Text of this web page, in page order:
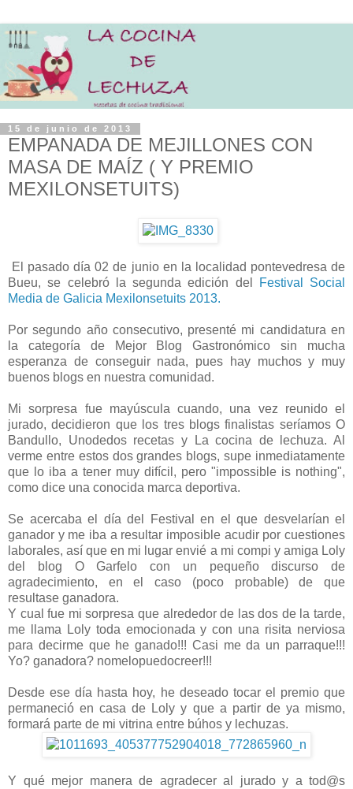
15 de junio de 2013
EMPANADA DE MEJILLONES CON
MASA DE MAÍZ ( Y PREMIO
MEXILONSETUITS)
El pasado día 02 de junio en la localidad pontevedresa de
Bueu, se celebró la segunda edición del
Festival Social
Media de Galicia Mexilonsetuits 2013.
Por segundo año consecutivo, presenté mi candidatura en
la categoría de Mejor Blog Gastronómico sin mucha
esperanza de conseguir nada, pues hay muchos y muy
buenos blogs en nuestra comunidad.
Mi sorpresa fue mayúscula cuando, una vez reunido el
jurado, decidieron que los tres blogs finalistas seríamos O
Bandullo, Unodedos recetas y La cocina de lechuza. Al
verme entre estos dos grandes blogs, supe inmediatamente
que lo iba a tener muy difícil, pero "impossible is nothing",
como dice una conocida marca deportiva.
Se acercaba el día del Festival en el que desvelarían el
ganador y me iba a resultar imposible acudir por cuestiones
laborales, así que en mi lugar envié a mi compi y amiga Loly
del blog O Garfelo con un pequeño discurso de
agradecimiento, en el caso (poco probable) de que
resultase ganadora.
Y cual fue mi sorpresa que alrededor de las dos de la tarde,
me llama Loly toda emocionada y con una risita nerviosa
para decirme que he ganado!!! Casi me da un parraque!!!
Yo? ganadora? nomelopuedocreer!!!
Desde ese día hasta hoy, he deseado tocar el premio que
permaneció en casa de Loly y que a partir de ya mismo,
formará parte de mi vitrina entre búhos y lechuzas.
Y qué mejor manera de agradecer al jurado y a tod@s